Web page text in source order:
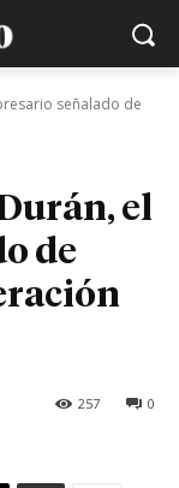
señalado de
el
de
0
257